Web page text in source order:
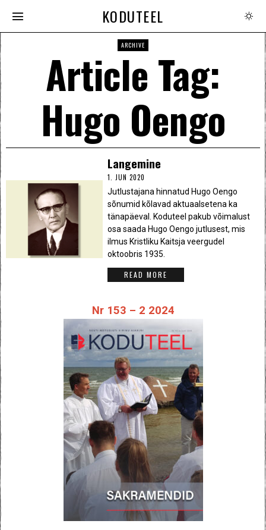
KODUTEEL
ARCHIVE
Article Tag:
Hugo Oengo
Langemine
1. JUN 2020
Jutlustajana hinnatud Hugo Oengo
sõnumid kõlavad aktuaalsetena ka
tänapäeval. Koduteel pakub võimalust
osa saada Hugo Oengo jutlusest, mis
ilmus Kristliku Kaitsja veergudel
oktoobris 1935.
READ MORE
Nr 153 – 2 2024